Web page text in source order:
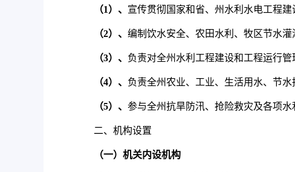
（1）、 宣传贯彻国家和省、州水利水电工程
（2）、 编制饮水安全、农田水利、牧区节水
（3）、 负责对全州水利工程建设和工程运行
（4）、 负责全州农业、工业、生活用水、节
（5）、 参与全州抗旱防汛、抢险救灾及各项水
二、机构设置
（一）机关内设机构